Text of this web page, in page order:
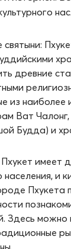
древние
из наиболее
Ват
Будда) и
имеет
и
Пхукета
Здесь можно